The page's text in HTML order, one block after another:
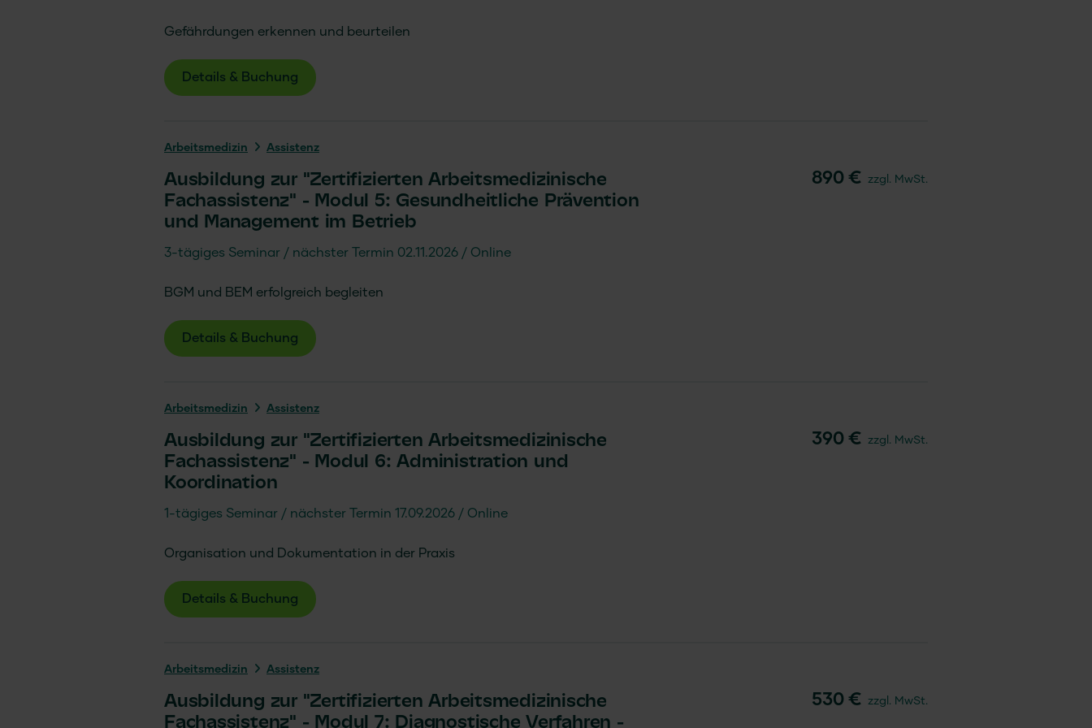
Gefährdungen erkennen und beurteilen
Details & Buchung
Arbeits­medizin Assistenz
Ausbildung zur "Zertifizierten Arbeitsmedizinische
Fachassistenz" - Modul 5: Gesundheitliche Prävention
und Management im Betrieb
3-tägiges Seminar nächster Termin 02.11.2026 Online
BGM und BEM erfolgreich begleiten
Details & Buchung
890 € zzgl. MwSt.
Arbeits­medizin Assistenz
Ausbildung zur "Zertifizierten Arbeitsmedizinische
Fachassistenz" - Modul 6: Administration und
Koordination
1-tägiges Seminar nächster Termin 17.09.2026 Online
Organisation und Dokumentation in der Praxis
Details & Buchung
390 € zzgl. MwSt.
Arbeits­medizin Assistenz
Ausbildung zur "Zertifizierten Arbeitsmedizinische
Fachassistenz" - Modul 7: Diagnostische Verfahren -
530 € zzgl. MwSt.